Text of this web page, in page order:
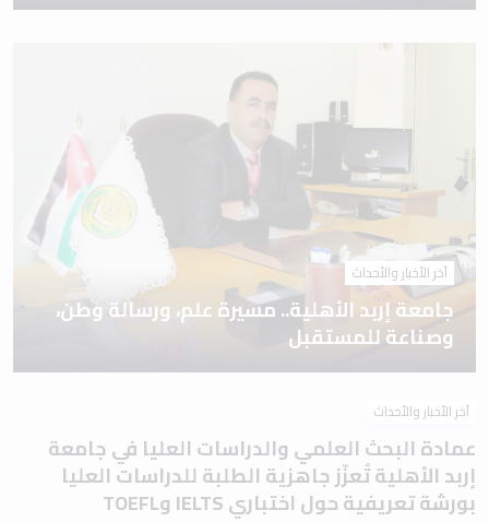
آخر الأخبار والأحداث
جامعة إربد الأهلية.. مسيرة علم، ورسالة وطن،
وصناعة للمستقبل
آخر الأخبار والأحداث
عمادة البحث العلمي والدراسات العليا في جامعة
إربد الأهلية تُعزّز جاهزية الطلبة للدراسات العليا
بورشة تعريفية حول اختباري IELTS وTOEFL